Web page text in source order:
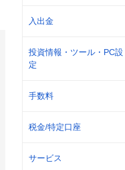
入出金
投資情報・ツール・PC設
定
手数料
税金/特定口座
サービス